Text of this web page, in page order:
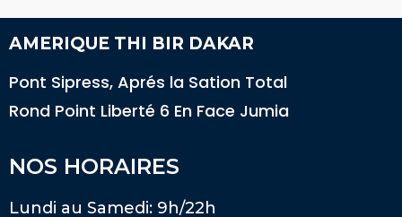
AMERIQUE THI BIR DAKAR
Pont Sipress, Aprés la Sation Total
Rond Point Liberté 6 En Face Jumia
NOS HORAIRES
Lundi au Samedi: 9h/22h